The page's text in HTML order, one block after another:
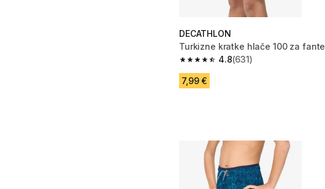
DECATHLON
Turkizne kratke hlače 100 za fante
4.8
4.8 od 5 zvezdic from 631 ocene
(631)
7,99 €